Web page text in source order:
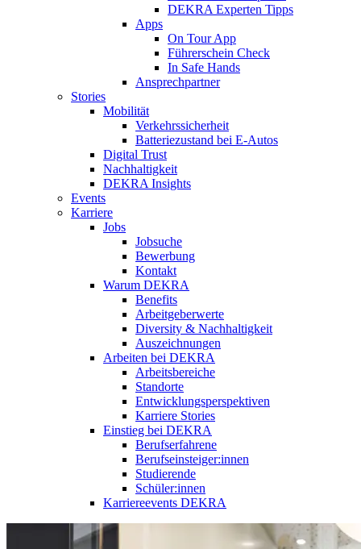
DEKRA Experten Tipps
Apps
On Tour App
Führerschein Check
In Safe Hands
Ansprechpartner
Stories
Mobilität
Verkehrssicherheit
Batteriezustand bei E-Autos
Digital Trust
Nachhaltigkeit
DEKRA Insights
Events
Karriere
Jobs
Jobsuche
Bewerbung
Kontakt
Warum DEKRA
Benefits
Arbeitgeberwerte
Diversity & Nachhaltigkeit
Auszeichnungen
Arbeiten bei DEKRA
Arbeitsbereiche
Standorte
Entwicklungsperspektiven
Karriere Stories
Einstieg bei DEKRA
Berufserfahrene
Berufseinsteiger:innen
Studierende
Schüler:innen
Karriereevents DEKRA